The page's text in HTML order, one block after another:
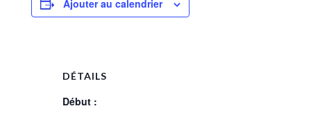
Ajouter au calendrier
DÉTAILS
Début :